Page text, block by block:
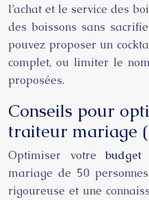
l’achat et le service des
des boissons sans
pouvez proposer un
complet, ou limiter le
proposées.
Conseils pour
traiteur mariage
Optimiser votre
mariage de 50
rigoureuse et une